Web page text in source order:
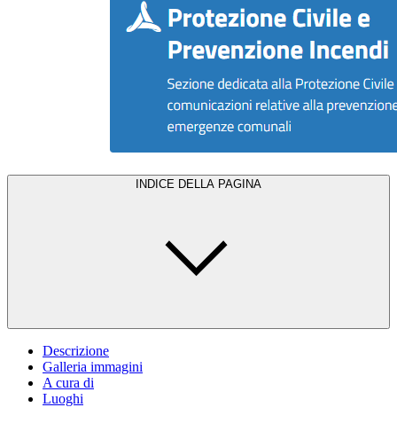
INDICE DELLA PAGINA
Descrizione
Galleria immagini
A cura di
Luoghi